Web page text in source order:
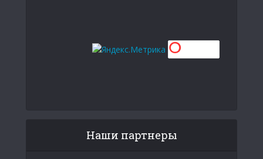
Наши партнеры